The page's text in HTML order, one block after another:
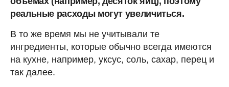
реальные расходы могут увеличиться.
В то же время мы не учитывали те
ингредиенты, которые обычно всегда имеются
на кухне, например, уксус, соль, сахар, перец и
так далее.